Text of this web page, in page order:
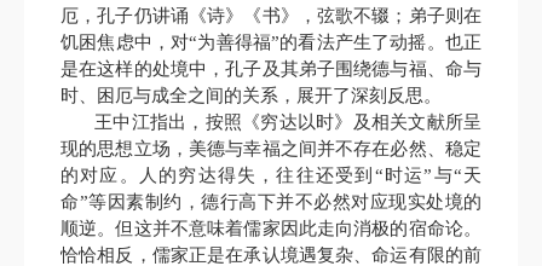
厄，孔子仍讲诵《诗》《书》，弦歌不辍；弟子则在
饥困焦虑中，对“为善得福”的看法产生了动摇。也正
是在这样的处境中，孔子及其弟子围绕德与福、命与
时、困厄与成全之间的关系，展开了深刻反思。
王中江指出，按照《穷达以时》及相关文献所呈
现的思想立场，美德与幸福之间并不存在必然、稳定
的对应。人的穷达得失，往往还受到“时运”与“天
命”等因素制约，德行高下并不必然对应现实处境的
顺逆。但这并不意味着儒家因此走向消极的宿命论。
恰恰相反，儒家正是在承认境遇复杂、命运有限的前